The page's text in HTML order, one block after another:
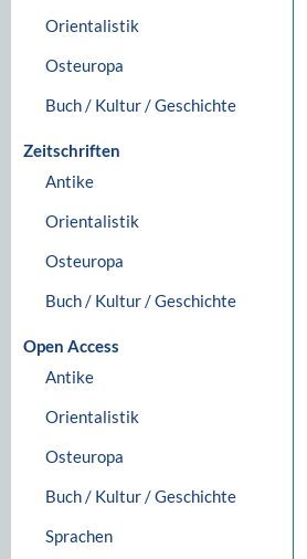
Orientalistik
Osteuropa
Buch / Kultur / Geschichte
Zeitschriften
Antike
Orientalistik
Osteuropa
Buch / Kultur / Geschichte
Open Access
Antike
Orientalistik
Osteuropa
Buch / Kultur / Geschichte
Sprachen